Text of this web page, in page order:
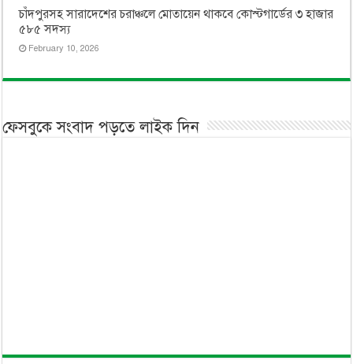
চাঁদপুরসহ সারাদেশের চরাঞ্চলে মোতায়েন থাকবে কোস্টগার্ডের ৩ হাজার
৫৮৫ সদস্য
February 10, 2026
ফেসবুকে সংবাদ পড়তে লাইক দিন